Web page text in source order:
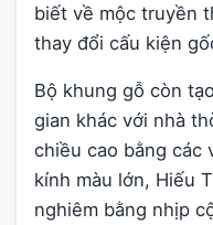
biết về mộc truyền
thay đổi cấu kiện
Bộ khung gỗ còn
gian khác với nhà
chiều cao bằng các
kính màu lớn, Hiếu
nghiêm bằng nhịp